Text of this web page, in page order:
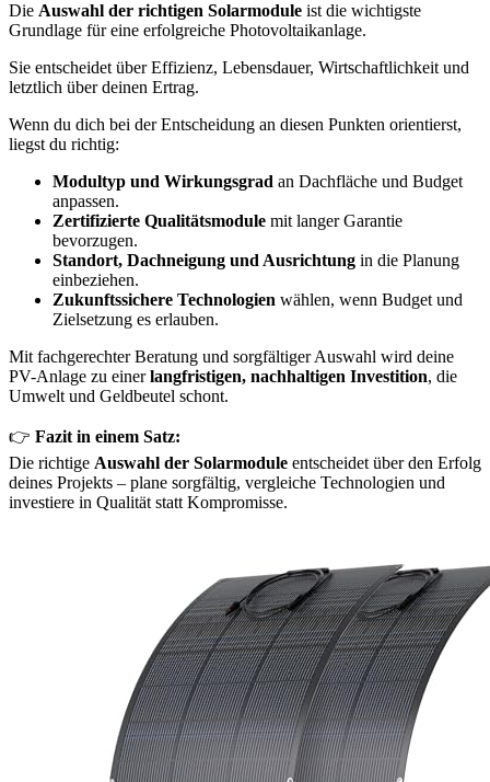
Die Auswahl der richtigen Solarmodule ist die wichtigste
Grundlage für eine erfolgreiche Photovoltaikanlage.
Sie entscheidet über Effizienz, Lebensdauer, Wirtschaftlichkeit und
letztlich über deinen Ertrag.
Wenn du dich bei der Entscheidung an diesen Punkten orientierst,
liegst du richtig:
Modultyp und Wirkungsgrad an Dachfläche und Budget
anpassen.
Zertifizierte Qualitätsmodule mit langer Garantie
bevorzugen.
Standort, Dachneigung und Ausrichtung in die Planung
einbeziehen.
Zukunftssichere Technologien wählen, wenn Budget und
Zielsetzung es erlauben.
Mit fachgerechter Beratung und sorgfältiger Auswahl wird deine
PV-Anlage zu einerlangfristigen, nachhaltigen Investition, die
Umwelt und Geldbeutel schont.
👉 Fazit in einem Satz:
Die richtige Auswahl der Solarmodule entscheidet über den Erfolg
deines Projekts – plane sorgfältig, vergleiche Technologien und
investiere in Qualität statt Kompromisse.